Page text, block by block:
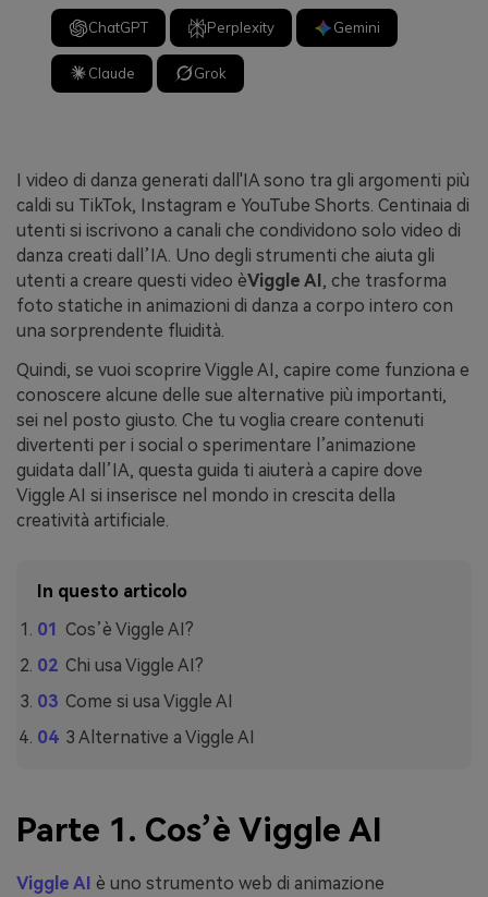
ChatGPT Perplexity Gemini
Claude Grok
I video di danza generati dall'IA sono tra gli argomenti più
caldi su TikTok, Instagram e YouTube Shorts. Centinaia di
utenti si iscrivono a canali che condividono solo video di
danza creati dall’IA. Uno degli strumenti che aiuta gli
utenti a creare questi video èViggle AI, che trasforma
foto statiche in animazioni di danza a corpo intero con
una sorprendente fluidità.
Quindi, se vuoi scoprire Viggle AI, capire come funziona e
conoscere alcune delle sue alternative più importanti,
sei nel posto giusto. Che tu voglia creare contenuti
divertenti per i social o sperimentare l’animazione
guidata dall’IA, questa guida ti aiuterà a capire dove
Viggle AI si inserisce nel mondo in crescita della
creatività artificiale.
In questo articolo
Cos’è Viggle AI?
Chi usa Viggle AI?
Come si usa Viggle AI
3 Alternative a Viggle AI
Parte 1. Cos’è Viggle AI
Viggle AI è uno strumento web di animazione